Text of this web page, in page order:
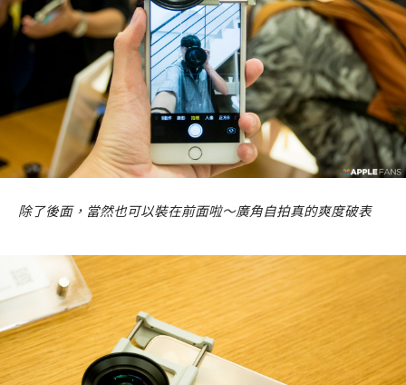
除了後面，當然也可以裝在前面啦～廣角自拍真的爽度破表